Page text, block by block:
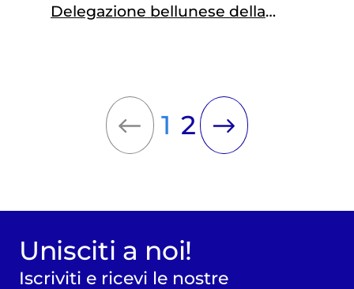
Delegazione bellunese della
1 2
Unisciti a noi!
Iscriviti e ricevi le nostre